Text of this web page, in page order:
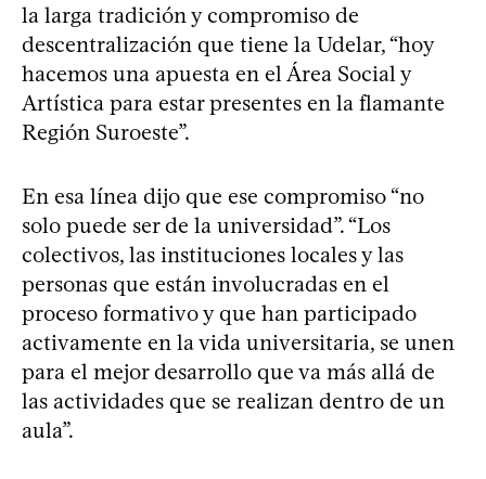
la larga tradición y compromiso de
descentralización que tiene la Udelar, “hoy
hacemos una apuesta en el Área Social y
Artística para estar presentes en la flamante
Región Suroeste”.
En esa línea dijo que ese compromiso “no
solo puede ser de la universidad”. “Los
colectivos, las instituciones locales y las
personas que están involucradas en el
proceso formativo y que han participado
activamente en la vida universitaria, se unen
para el mejor desarrollo que va más allá de
las actividades que se realizan dentro de un
aula”.